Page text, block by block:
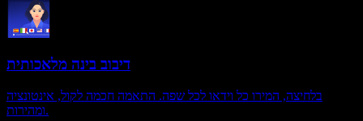
דיבוב בינה מלאכותית
בלחיצה, המירו כל וידאו לכל שפה. התאמה חכמה לקול, אינטונציה
ומהירות.